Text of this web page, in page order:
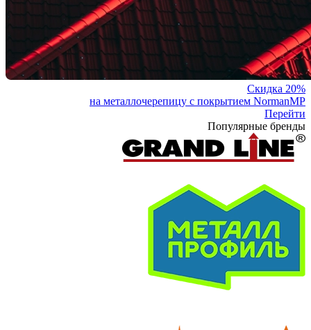
Скидка 20%
на металлочерепицу с покрытием NormanMP
Перейти
Популярные бренды